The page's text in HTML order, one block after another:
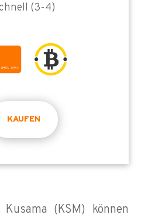
(3-4)
KAUFEN
Kusama (KSM) können